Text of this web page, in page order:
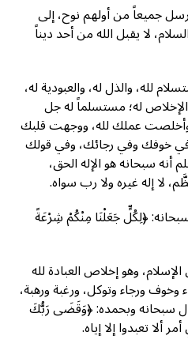
جميعاً من أولهم نوح، إلى
لا يقبل الله من أحد ديناً
لله، والذل له، والعبودية له،
له؛ مستسلماً له جل
عملك لله، ووجهت قلبك
خوفك وفي رجائك، وفي قولك
سبحانه هو الإله الحق،
لا إله غيره ولا رب سواه.
﴿لِكُلٍّ جَعَلْنَا مِنْكُمْ شِرْعَةً
وهو إخلاص العبادة لله
وخوف ورجاء وتوكل، ورغبة ورهبة،
سبحانه وبحمده: ﴿وَقَضَى رَبُّكَ
ألا تعبدوا إلا إياه.